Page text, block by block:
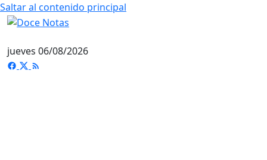
Saltar al contenido principal
jueves 06/08/2026